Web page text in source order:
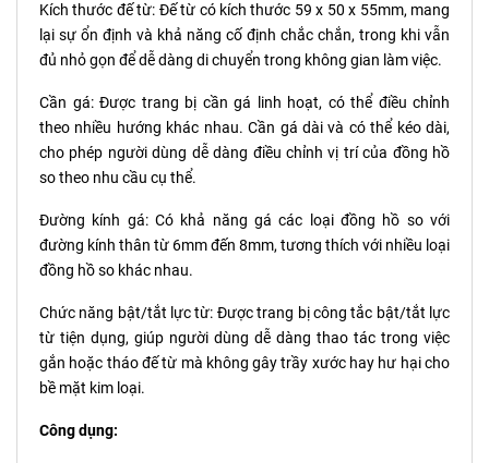
Kích thước đế từ: Đế từ có kích thước 59 x 50 x 55mm, mang
lại sự ổn định và khả năng cố định chắc chắn, trong khi vẫn
đủ nhỏ gọn để dễ dàng di chuyển trong không gian làm việc.
Cần gá: Được trang bị cần gá linh hoạt, có thể điều chỉnh
theo nhiều hướng khác nhau. Cần gá dài và có thể kéo dài,
cho phép người dùng dễ dàng điều chỉnh vị trí của đồng hồ
so theo nhu cầu cụ thể.
Đường kính gá: Có khả năng gá các loại đồng hồ so với
đường kính thân từ 6mm đến 8mm, tương thích với nhiều loại
đồng hồ so khác nhau.
Chức năng bật/tắt lực từ: Được trang bị công tắc bật/tắt lực
từ tiện dụng, giúp người dùng dễ dàng thao tác trong việc
gắn hoặc tháo đế từ mà không gây trầy xước hay hư hại cho
bề mặt kim loại.
Công dụng: